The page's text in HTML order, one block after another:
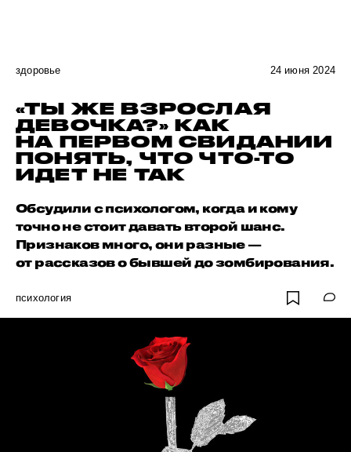
здоровье 24 июня 2024
«ТЫ ЖЕ ВЗРОСЛАЯ
ДЕВОЧКА?» КАК
НА ПЕРВОМ СВИДАНИИ
ПОНЯТЬ, ЧТО ЧТО-ТО
ИДЕТ НЕ ТАК
Обсудили с психологом, когда и кому
точно не стоит давать второй шанс.
Признаков много, они разные —
от рассказов о бывшей до зомбирования.
психология